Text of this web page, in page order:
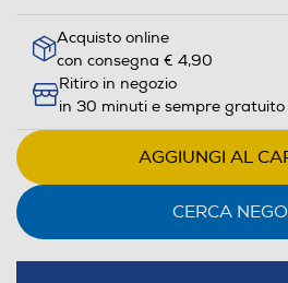
Acquisto online
con consegna € 4,90
Ritiro in negozio
in 30 minuti e sempre gratuito
AGGIUNGI AL
CERCA